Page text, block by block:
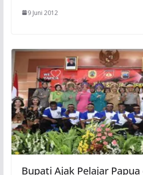
9 Juni 2012
Bupati Ajak Pelajar